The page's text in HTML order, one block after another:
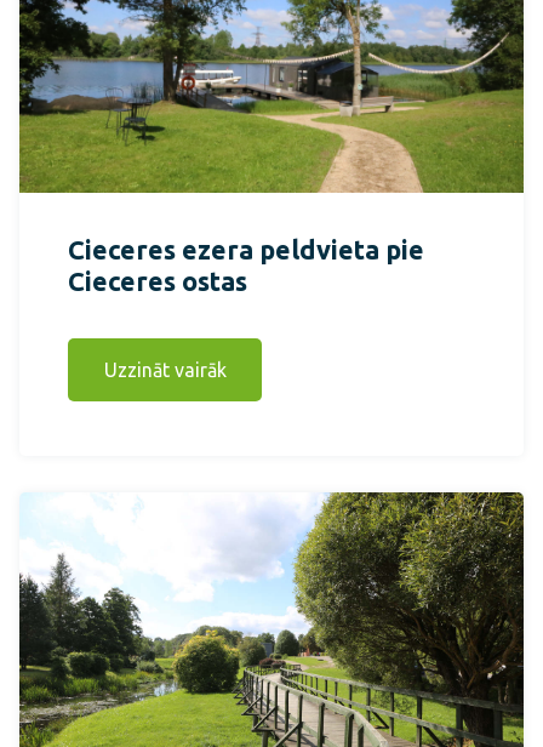
Cieceres ezera peldvieta pie
Cieceres ostas
Uzzināt vairāk